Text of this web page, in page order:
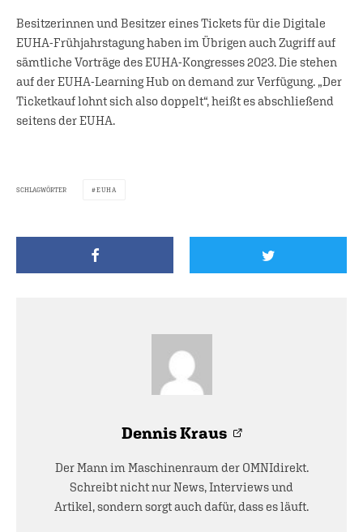
Besitzerinnen und Besitzer eines Tickets für die Digitale
EUHA-Frühjahrstagung haben im Übrigen auch Zugriff auf
sämtliche Vorträge des EUHA-Kongresses 2023. Die stehen
auf der EUHA-Learning Hub on demand zur Verfügung. „Der
Ticketkauf lohnt sich also doppelt“, heißt es abschließend
seitens der EUHA.
SCHLAGWÖRTER EUHA
Dennis Kraus
Der Mann im Maschinenraum der OMNIdirekt.
Schreibt nicht nur News, Interviews und
Artikel, sondern sorgt auch dafür, dass es läuft.